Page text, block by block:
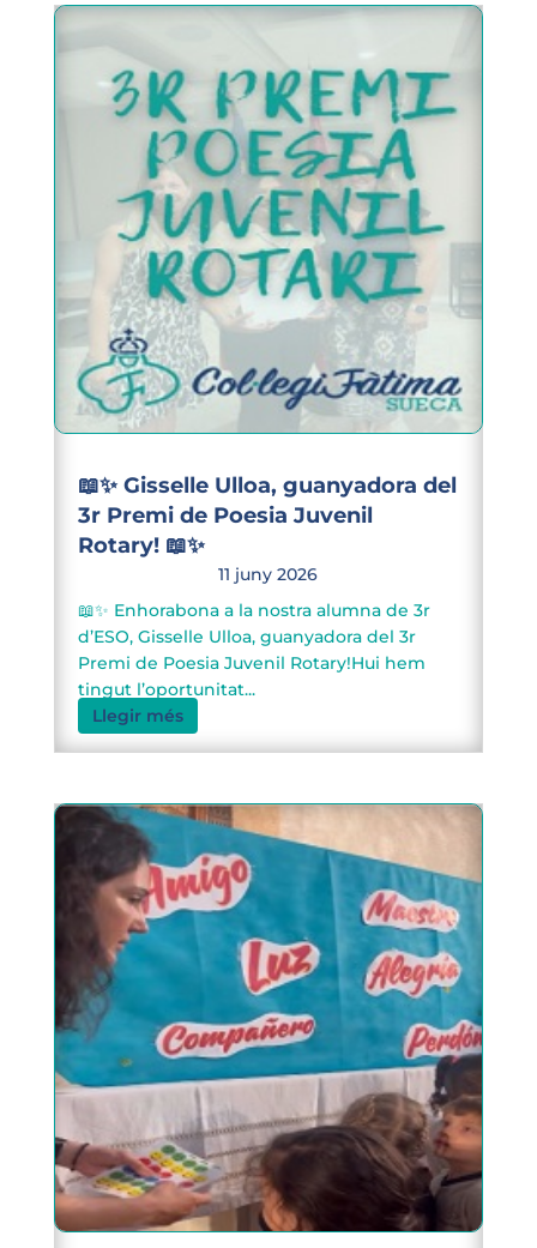
📖✨ Gisselle Ulloa, guanyadora del
3r Premi de Poesia Juvenil
Rotary! 📖✨
11 juny 2026
📖✨ Enhorabona a la nostra alumna de 3r
d’ESO, Gisselle Ulloa, guanyadora del 3r
Premi de Poesia Juvenil Rotary!Hui hem
tingut l’oportunitat...
Llegir més